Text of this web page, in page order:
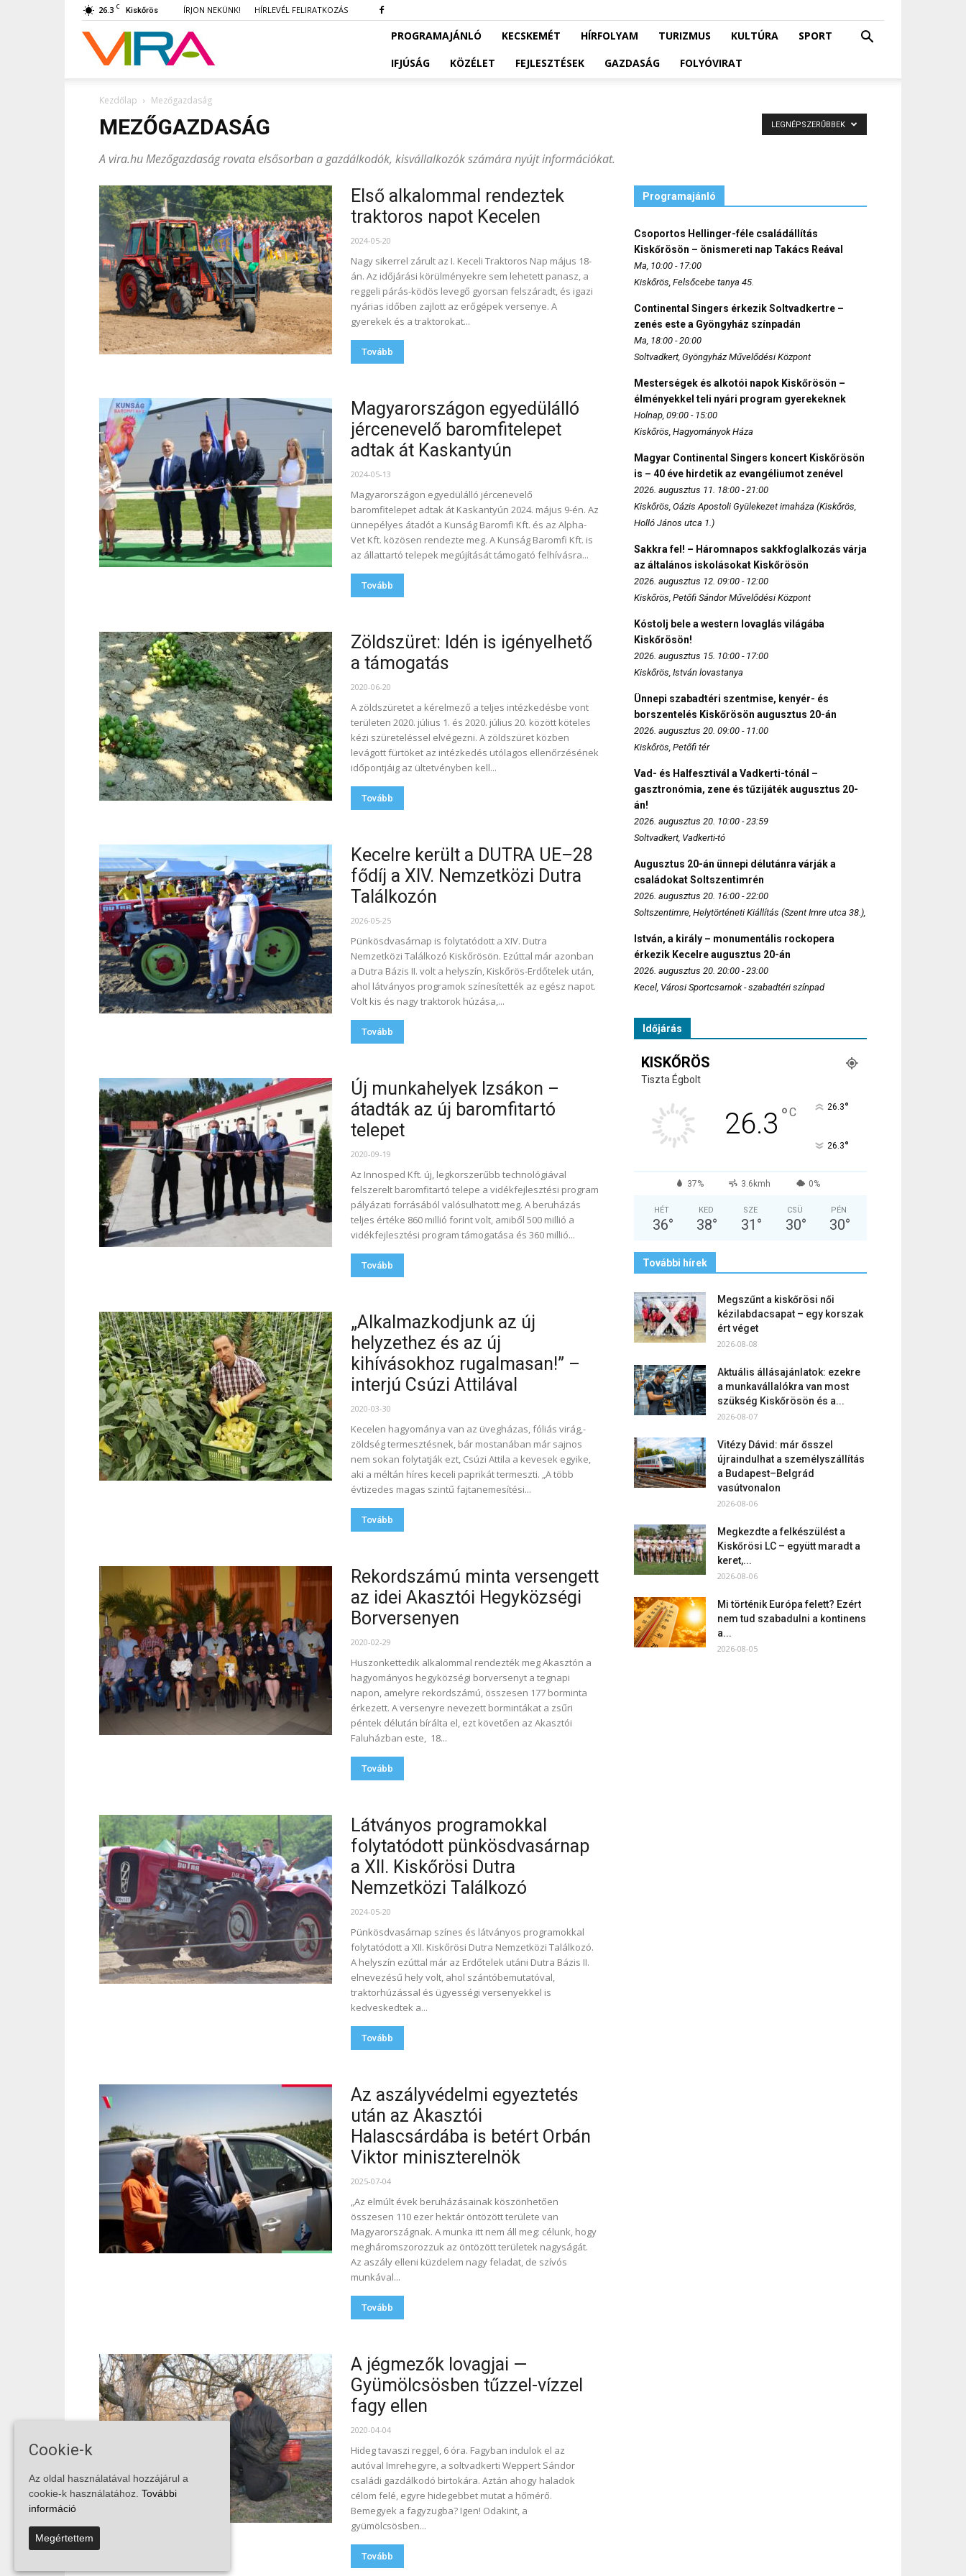
26.3 C Kiskőrös ÍRJON NEKÜNK! HÍRLEVÉL FELIRATKOZÁS
VIRA PROGRAMAJÁNLÓ KECSKEMÉT HÍRFOLYAM TURIZMUS KULTÚRA
SPORT
IFJÚSÁG
KÖZÉLET FEJLESZTÉSEK GAZDASÁG FOLYÓVIRAT
Kezdőlap Mezőgazdaság
MEZŐGAZDASÁG
A vira.hu Mezőgazdaság rovata elsősorban a gazdálkodók, kisvállalkozók számára nyújt információkat.
LEGNÉPSZERŰBBEK
Első alkalommal rendeztek
traktoros napot Kecelen
2024-05-20
Nagy sikerrel zárult az I. Keceli Traktoros Nap május 18-
án. Az időjárási körülményekre sem lehetett panasz, a
reggeli párás-ködös levegő gyorsan felszáradt, és igazi
nyárias időben zajlott az erőgépek versenye. A
gyerekek és a traktorokat...
Tovább
Magyarországon egyedülálló
jércenevelő baromfitelepet
adtak át Kaskantyún
2024-05-13
Magyarországon egyedülálló jércenevelő
baromfitelepet adtak át Kaskantyún 2024. május 9-én. Az
ünnepélyes átadót a Kunság Baromfi Kft. és az Alpha-
Vet Kft. közösen rendezte meg. A Kunság Baromfi Kft. is
az állattartó telepek megújítását támogató felhívásra...
Tovább
Zöldszüret: Idén is igényelhető
a támogatás
2020-06-20
A zöldszüretet a kérelmező a teljes intézkedésbe vont
területen 2020. július 1. és 2020. július 20. között köteles
kézi szüreteléssel elvégezni. A zöldszüret közben
levágott fürtöket az intézkedés utólagos ellenőrzésének
időpontjáig az ültetvényben kell...
Tovább
Kecelre került a DUTRA UE–28
fődíj a XIV. Nemzetközi Dutra
Találkozón
2026-05-25
Pünkösdvasárnap is folytatódott a XIV. Dutra
Nemzetközi Találkozó Kiskőrösön. Ezúttal már azonban
a Dutra Bázis II. volt a helyszín, Kiskőrös-Erdőtelek után,
ahol látványos programok színesítették az egész napot.
Volt kis és nagy traktorok húzása,...
Tovább
Új munkahelyek Izsákon –
átadták az új baromfitartó
telepet
2020-09-19
Az Innosped Kft. új, legkorszerűbb technológiával
felszerelt baromfitartó telepe a vidékfejlesztési program
pályázati forrásából valósulhatott meg. A beruházás
teljes értéke 860 millió forint volt, amiből 500 millió a
vidékfejlesztési program támogatása és 360 millió...
Tovább
„Alkalmazkodjunk az új
helyzethez és az új
kihívásokhoz rugalmasan!” –
interjú Csúzi Attilával
2020-03-30
Kecelen hagyománya van az üvegházas, fóliás virág,-
zöldség termesztésnek, bár mostanában már sajnos
nem sokan folytatják ezt, Csúzi Attila a kevesek egyike,
aki a méltán híres keceli paprikát termeszti. „A több
évtizedes magas szintű fajtanemesítési...
Tovább
Rekordszámú minta versengett
az idei Akasztói Hegyközségi
Borversenyen
2020-02-29
Huszonkettedik alkalommal rendezték meg Akasztón a
hagyományos hegyközségi borversenyt a tegnapi
napon, amelyre rekordszámú, összesen 177 borminta
érkezett. A versenyre nevezett bormintákat a zsűri
péntek délután bírálta el, ezt követően az Akasztói
Faluházban este, 18...
Tovább
Látványos programokkal
folytatódott pünkösdvasárnap
a XII. Kiskőrösi Dutra
Nemzetközi Találkozó
2024-05-20
Pünkösdvasárnap színes és látványos programokkal
folytatódott a XII. Kiskőrösi Dutra Nemzetközi Találkozó.
A helyszín ezúttal már az Erdőtelek utáni Dutra Bázis II.
elnevezésű hely volt, ahol szántóbemutatóval,
traktorhúzással és ügyességi versenyekkel is
kedveskedtek a...
Tovább
Az aszályvédelmi egyeztetés
után az Akasztói
Halascsárdába is betért Orbán
Viktor miniszterelnök
2025-07-04
„Az elmúlt évek beruházásainak köszönhetően
összesen 110 ezer hektár öntözött területe van
Magyarországnak. A munka itt nem áll meg: célunk, hogy
megháromszorozzuk az öntözött területek nagyságát.
Az aszály elleni küzdelem nagy feladat, de szívós
munkával...
Tovább
A jégmezők lovagjai —
Gyümölcsösben tűzzel-vízzel
fagy ellen
2020-04-04
Hideg tavaszi reggel, 6 óra. Fagyban indulok el az
autóval Imrehegyre, a soltvadkerti Weppert Sándor
családi gazdálkodó birtokára. Aztán ahogy haladok
célom felé, egyre hidegebbet mutat a hőmérő.
Bemegyek a fagyzugba? Igen! Odakint, a
gyümölcsösben...
Tovább
Programajánló
Csoportos Hellinger-féle családállítás
Kiskőrösön – önismereti nap Takács Reával
Ma, 10:00 - 17:00
Kiskőrös, Felsőcebe tanya 45.
Continental Singers érkezik Soltvadkertre –
zenés este a Gyöngyház színpadán
Ma, 18:00 - 20:00
Soltvadkert, Gyöngyház Művelődési Központ
Mesterségek és alkotói napok Kiskőrösön –
élményekkel teli nyári program gyerekeknek
Holnap, 09:00 - 15:00
Kiskőrös, Hagyományok Háza
Magyar Continental Singers koncert Kiskőrösön
is – 40 éve hirdetik az evangéliumot zenével
2026. augusztus 11. 18:00 - 21:00
Kiskőrös, Oázis Apostoli Gyülekezet imaháza (Kiskőrös,
Holló János utca 1.)
Sakkra fel! – Háromnapos sakkfoglalkozás várja
az általános iskolásokat Kiskőrösön
2026. augusztus 12. 09:00 - 12:00
Kiskőrös, Petőfi Sándor Művelődési Központ
Kóstolj bele a western lovaglás világába
Kiskőrösön!
2026. augusztus 15. 10:00 - 17:00
Kiskőrös, István lovastanya
Ünnepi szabadtéri szentmise, kenyér- és
borszentelés Kiskőrösön augusztus 20-án
2026. augusztus 20. 09:00 - 11:00
Kiskőrös, Petőfi tér
Vad- és Halfesztivál a Vadkerti-tónál –
gasztronómia, zene és tűzijáték augusztus 20-
án!
2026. augusztus 20. 10:00 - 23:59
Soltvadkert, Vadkerti-tó
Augusztus 20-án ünnepi délutánra várják a
családokat Soltszentimrén
2026. augusztus 20. 16:00 - 22:00
Soltszentimre, Helytörténeti Kiállítás (Szent Imre utca 38.),
István, a király – monumentális rockopera
érkezik Kecelre augusztus 20-án
2026. augusztus 20. 20:00 - 23:00
Kecel, Városi Sportcsarnok - szabadtéri színpad
Időjárás
KISKŐRÖS
Tiszta Égbolt
26.3 °C 26.3°
26.3°
37% 3.6kmh 0%
HÉT
36°
KED
38°
SZE
31 °
CSÜ
30°
PÉN
30°
További hírek
Megszűnt a kiskőrösi női
kézilabdacsapat – egy korszak
ért véget
2026-08-08
Aktuális állásajánlatok: ezekre
a munkavállalókra van most
szükség Kiskőrösön és a...
2026-08-07
Vitézy Dávid: már ősszel
újraindulhat a személyszállítás
a Budapest–Belgrád
vasútvonalon
2026-08-06
Megkezdte a felkészülést a
Kiskőrösi LC – együtt maradt a
keret,...
2026-08-06
Mi történik Európa felett? Ezért
nem tud szabadulni a kontinens
a...
2026-08-05
Cookie-k
Az oldal használatával hozzájárul a
cookie-k használatához. További
információ
Megértettem